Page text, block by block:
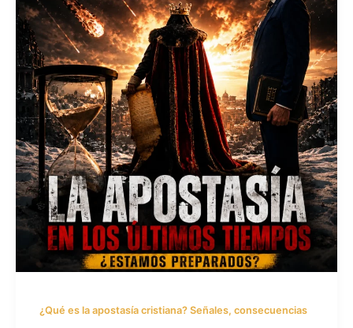
¿Qué es la apostasía cristiana? Señales, consecuencias